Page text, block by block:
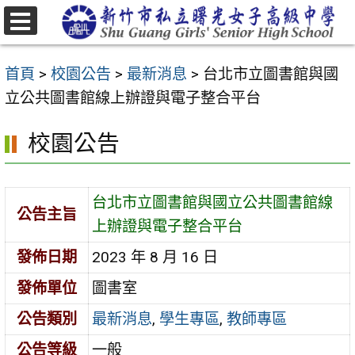
跳
至
要
內
區
首頁 > 校園公告 > 最新消息 > 台北市立圖書館與國
立公共圖書館線上辦證與電子整合平台
校園公告
公告主旨
台北市立圖書館與國立公共圖書館線
上辦證與電子整合平台
發佈日期
2023 年 8 月 16 日
發佈單位
圖書室
公告類別
最新消息, 學生專區,教師專區
公告等級
一般
選
單